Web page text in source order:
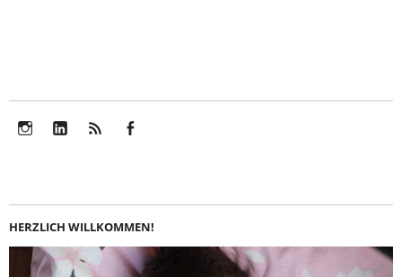
HERZLICH WILLKOMMEN!